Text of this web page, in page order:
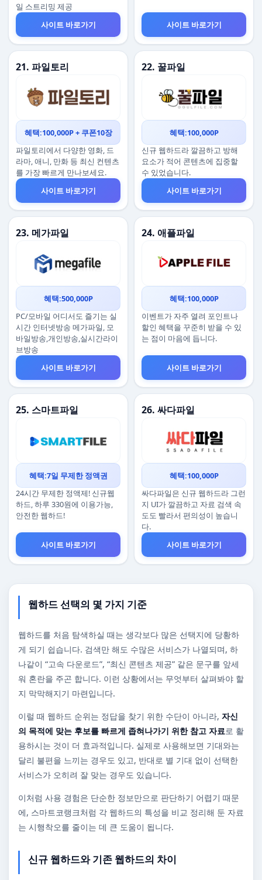
일 스트리밍 제공
사이트 바로가기
사이트 바로가기
21. 파일토리
혜택:100,000P + 쿠폰10장
파일토리에서 다양한 영화, 드
라마, 애니, 만화 등 최신 컨텐츠
를 가장 빠르게 만나보세요.
사이트 바로가기
22. 꿀파일
혜택:100,000P
신규 웹하드라 깔끔하고 방해
요소가 적어 콘텐츠에 집중할
수 있었습니다.
사이트 바로가기
23. 메가파일
혜택:500,000P
PC/모바일 어디서도 즐기는 실
시간 인터넷방송 메가파일, 모
바일방송,개인방송,실시간라이
브방송
사이트 바로가기
24. 애플파일
혜택:100,000P
이벤트가 자주 열려 포인트나
할인 혜택을 꾸준히 받을 수 있
는 점이 마음에 듭니다.
사이트 바로가기
25. 스마트파일
혜택:7일 무제한 정액권
24시간 무제한 정액제! 신규웹
하드, 하루 330원에 이용가능,
안전한 웹하드!
사이트 바로가기
26. 싸다파일
혜택:100,000P
싸다파일은 신규 웹하드라 그런
지 UI가 깔끔하고 자료 검색 속
도도 빨라서 편의성이 높습니
다.
사이트 바로가기
웹하드 선택의 몇 가지 기준
웹하드를 처음 탐색하실 때는 생각보다 많은 선택지에 당황하
게 되기 쉽습니다. 검색만 해도 수많은 서비스가 나열되며, 하
나같이 “고속 다운로드”, “최신 콘텐츠 제공” 같은 문구를 앞세
워 혼란을 주곤 합니다. 이런 상황에서는 무엇부터 살펴봐야 할
지 막막해지기 마련입니다.
이럴 때 웹하드 순위는 정답을 찾기 위한 수단이 아니라, 자신
의 목적에 맞는 후보를 빠르게 좁혀나가기 위한 참고 자료로 활
용하시는 것이 더 효과적입니다. 실제로 사용해보면 기대와는
달리 불편을 느끼는 경우도 있고, 반대로 별 기대 없이 선택한
서비스가 오히려 잘 맞는 경우도 있습니다.
이처럼 사용 경험은 단순한 정보만으로 판단하기 어렵기 때문
에, 스마트코랭크처럼 각 웹하드의 특성을 비교 정리해 둔 자료
는 시행착오를 줄이는 데 큰 도움이 됩니다.
신규 웹하드와 기존 웹하드의 차이